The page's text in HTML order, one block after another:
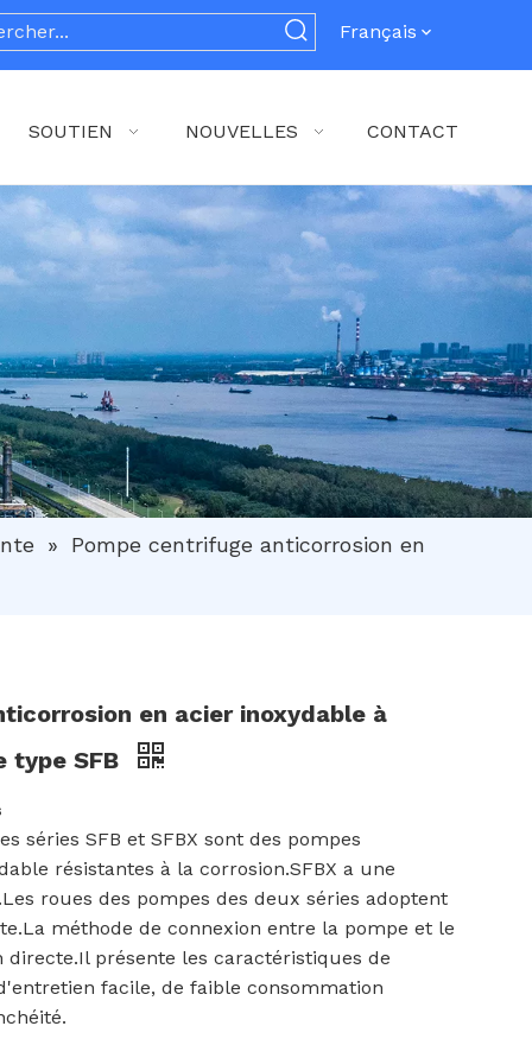
Français
SOUTIEN NOUVELLES CONTACT
»
Pompe centrifuge anticorrosion en
en acier inoxydable à
type SFB
séries SFB et SFBX sont des pompes
résistantes à la corrosion.SFBX a une
roues des pompes des deux séries adoptent
méthode de connexion entre la pompe et le
présente les caractéristiques de
facile, de faible consommation